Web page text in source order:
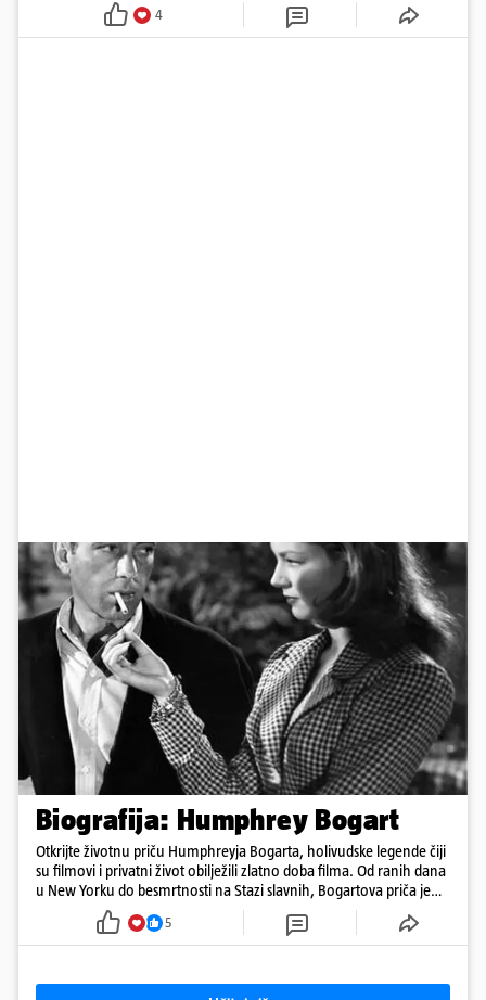
4
Biografija: Humphrey Bogart
Otkrijte životnu priču Humphreyja Bogarta, holivudske legende čiji
su filmovi i privatni život obilježili zlatno doba filma. Od ranih dana
u New Yorku do besmrtnosti na Stazi slavnih, Bogartova priča je
saga o borbi, ljubavi, buntovništvu i umjetnosti.
5